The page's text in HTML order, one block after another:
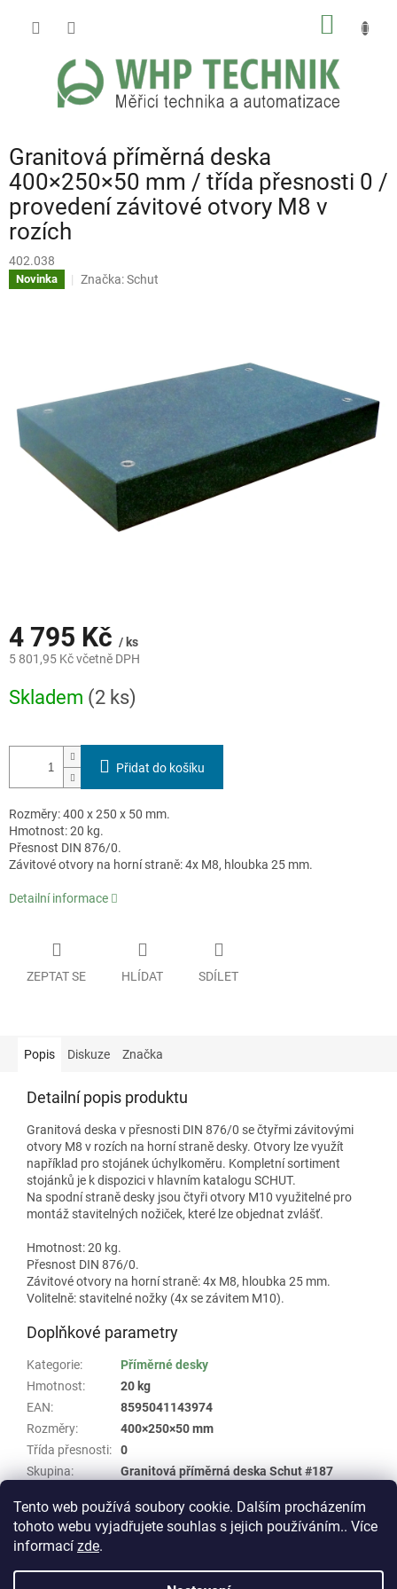
Tento web používá soubory cookie. Dalším procházením
tohoto webu vyjadřujete souhlas s jejich používáním.. Více
informací zde.
Granitová příměrná deska
400×250×50 mm / třída přesnosti 0 /
provedení závitové otvory M8 v
rozích
402.038
Novinka Značka:Schut
4 795 Kč / ks
5 801,95 Kč včetně DPH
cena:
Skladem (2 ks)
Přidat do košíku
Rozměry: 400 x 250 x 50 mm.
Hmotnost: 20 kg.
Přesnost DIN 876/0.
Závitové otvory na horní straně: 4x M8, hloubka 25 mm.
Detailní informace
ZEPTAT SE HLÍDAT SDÍLET
Popis Diskuze Značka
Detailní popis produktu
Granitová deska v přesnosti DIN 876/0 se čtyřmi závitovými
otvory M8 v rozích na horní straně desky. Otvory lze využít
například pro stojánek úchylkoměru. Kompletní sortiment
stojánků je k dispozici v hlavním katalogu SCHUT.
Na spodní straně desky jsou čtyři otvory M10 využitelné pro
montáž stavitelných nožiček, které lze objednat zvlášť.
Hmotnost: 20 kg.
Přesnost DIN 876/0.
Závitové otvory na horní straně: 4x M8, hloubka 25 mm.
Volitelně: stavitelné nožky (4x se závitem M10).
Doplňkové parametry
Kategorie:
Příměrné desky
Hmotnost:
20 kg
EAN:
8595041143974
Rozměry:
400×250×50 mm
Třída přesnosti:
0
Skupina:
Granitová příměrná deska Schut #187